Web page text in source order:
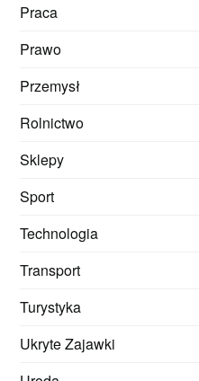
Praca
Prawo
Przemysł
Rolnictwo
Sklepy
Sport
Technologia
Transport
Turystyka
Ukryte Zajawki